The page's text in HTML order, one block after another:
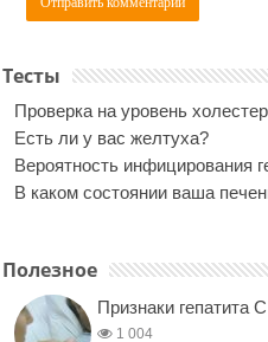
Тесты
Проверка на уровень
Есть ли у вас желтуха?
Вероятность инфицирования
В каком состоянии ваша
Полезное
Признаки гепатита
1 004